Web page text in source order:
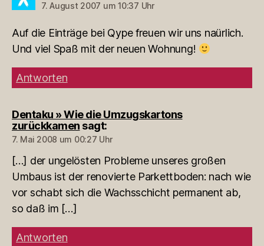
7. August 2007 um 10:37 Uhr
Auf die Einträge bei Qype freuen wir uns naürlich.
Und viel Spaß mit der neuen Wohnung!
Antworten
Dentaku » Wie die Umzugskartons
zurückkamen sagt:
7. Mai 2008 um 00:27 Uhr
[…] der ungelösten Probleme unseres großen
Umbaus ist der renovierte Parkettboden: nach wie
vor schabt sich die Wachsschicht permanent ab,
so daß im […]
Antworten